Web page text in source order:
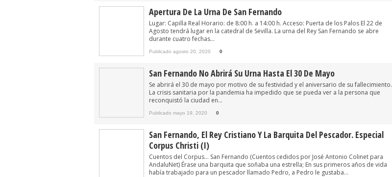
Apertura De La Urna De San Fernando
Lugar: Capilla Real Horario: de 8:00 h. a 14:00 h. Acceso: Puerta de los Palos El 22 de
Agosto tendrá lugar en la catedral de Sevilla. La urna del Rey San Fernando se abre
durante cuatro fechas...
Publicado agosto 20, 2020 0
San Fernando No Abrirá Su Urna Hasta El 30 De Mayo
Se abrirá el 30 de mayo por motivo de su festividad y el aniversario de su fallecimiento.
La crisis sanitaria por la pandemia ha impedido que se pueda ver a la persona que
reconquistó la ciudad en...
Publicado mayo 19, 2020 0
San Fernando, El Rey Cristiano Y La Barquita Del Pescador. Especial
Corpus Christi (I)
Cuentos del Corpus… San Fernando (Cuentos cedidos por José Antonio Colinet para
AndaluNet) Érase una barquita que soñaba una estrella; En sus primeros años de vida
había trabajado para un pescador llamado Pedro, a Pedro le gustaba...